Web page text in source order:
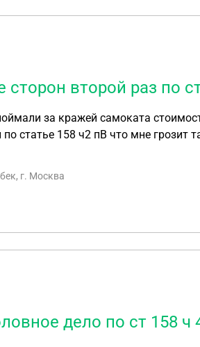
второй раз по
за кражей самоката
статье 158 ч2 пВ что мне грозит
в связи с применением сторон Сейчас
г. Москва
дело по ст 158